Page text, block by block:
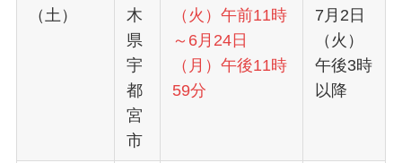
（土）
木
県
宇
都
宮
市
（火）午前11時
～6月24日
（月）午後11時
59分
7月2日
（火）
午後3時
以降